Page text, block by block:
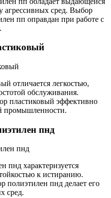
агрессивных сред. Выбор
пп оправдан при работе с
отличается легкостью,
обслуживания.
пластиковый эффективно
промышленности.
пнд
пнд характеризуется
к истиранию.
полиэтилен пнд делает его
сред.